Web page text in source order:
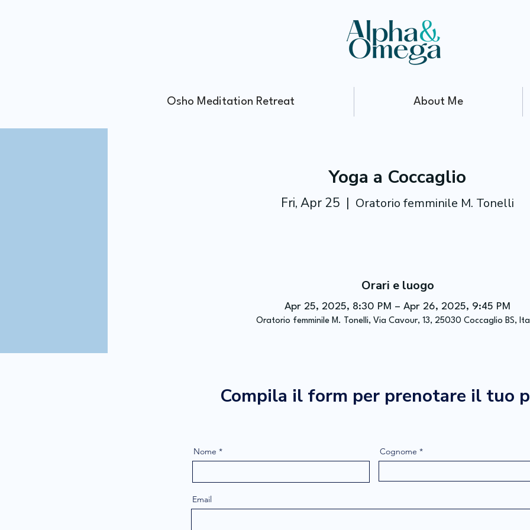
Osho Meditation Retreat About Me
Yoga a Coccaglio
Fri, Apr 25
  |
Oratorio femminile M. Tonelli
Orari e luogo
Apr 25, 2025, 8:30 PM – Apr 26, 2025, 9:45 PM
Oratorio femminile M. Tonelli, Via Cavour, 13, 25030 Coccaglio BS,
Compila il form per prenotare il tuo
Nome Cognome
Email